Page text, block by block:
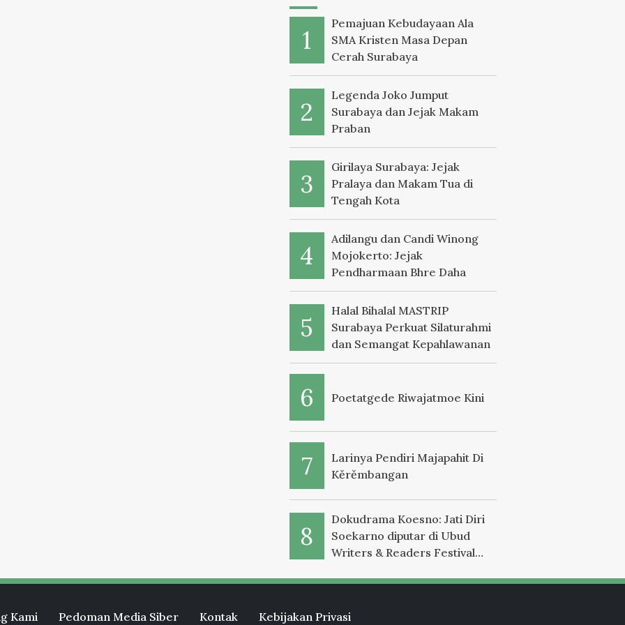
Pemajuan Kebudayaan Ala
SMA Kristen Masa Depan
Cerah Surabaya
Legenda Joko Jumput
Surabaya dan Jejak Makam
Praban
Girilaya Surabaya: Jejak
Pralaya dan Makam Tua di
Tengah Kota
Adilangu dan Candi Winong
Mojokerto: Jejak
Pendharmaan Bhre Daha
Halal Bihalal MASTRIP
Surabaya Perkuat Silaturahmi
dan Semangat Kepahlawanan
Poetatgede Riwajatmoe Kini
Larinya Pendiri Majapahit Di
Kěrěmbangan
Dokudrama Koesno: Jati Diri
Soekarno diputar di Ubud
Writers & Readers Festival
Kami Pedoman Media Siber Kontak Kebijakan Privasi